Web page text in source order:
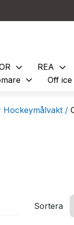
expand_more REA expand_more
expand_more Off ice
Hockeymålvakt /
Sortera